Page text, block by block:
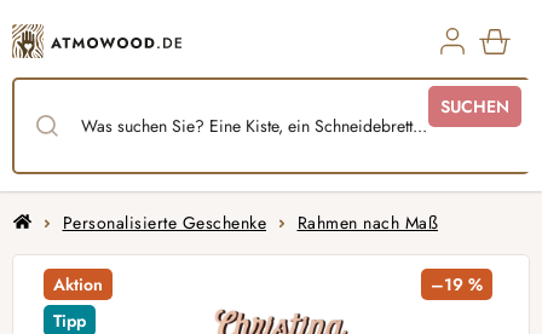
Inhalt
springen
SUCHEN
StartseitePersonalisierte Geschenke Rahmen nach Maß
Aktion
Tipp
–19 %